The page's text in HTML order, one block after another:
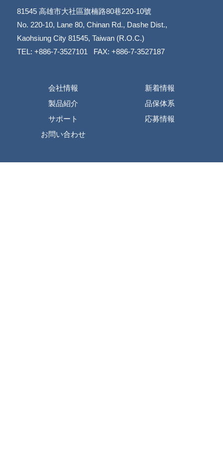
81545高雄市大社區旗楠路80巷220-10號
​​​​​​​No. 220-10, Lane 80, Chinan Rd., Dashe Dist.,
​​​​​​​Kaohsiung City 81545, Taiwan (R.O.C.)
TEL: +886-7-3527101 FAX: +886-7-3527187
会社情報
新着情報
製品紹介
品保体系
サポート
応募情報
お問い合わせ